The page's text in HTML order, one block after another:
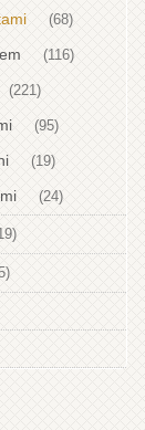
(68)
(116)
(221)
(95)
(19)
(24)